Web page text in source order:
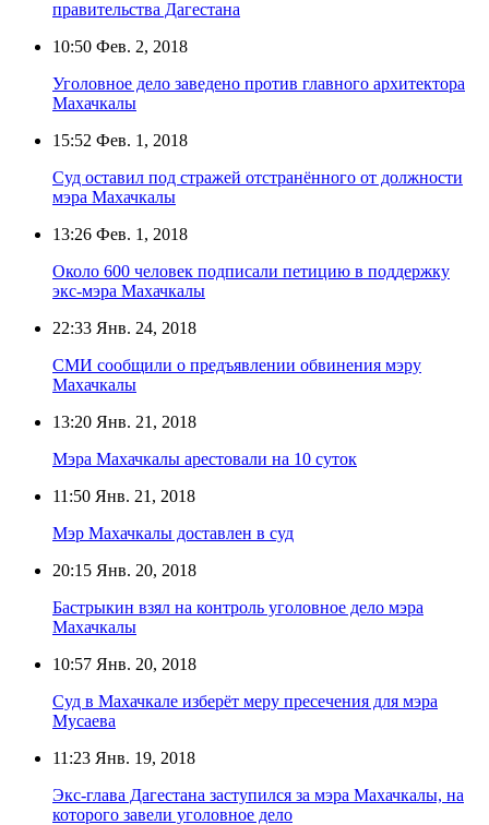
правительства Дагестана
10:50 Фев. 2, 2018
Уголовное дело заведено против главного архитектора
Махачкалы
15:52 Фев. 1, 2018
Суд оставил под стражей отстранённого от должности
мэра Махачкалы
13:26 Фев. 1, 2018
Около 600 человек подписали петицию в поддержку
экс-мэра Махачкалы
22:33 Янв. 24, 2018
СМИ сообщили о предъявлении обвинения мэру
Махачкалы
13:20 Янв. 21, 2018
Мэра Махачкалы арестовали на 10 суток
11:50 Янв. 21, 2018
Мэр Махачкалы доставлен в суд
20:15 Янв. 20, 2018
Бастрыкин взял на контроль уголовное дело мэра
Махачкалы
10:57 Янв. 20, 2018
Суд в Махачкале изберёт меру пресечения для мэра
Мусаева
11:23 Янв. 19, 2018
Экс-глава Дагестана заступился за мэра Махачкалы, на
которого завели уголовное дело